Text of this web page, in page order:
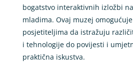
bogatstvo interaktivnih izložbi
mladima. Ovaj muzej
posjetiteljima da istražuju
i tehnologije do povijesti i
praktična iskustva.